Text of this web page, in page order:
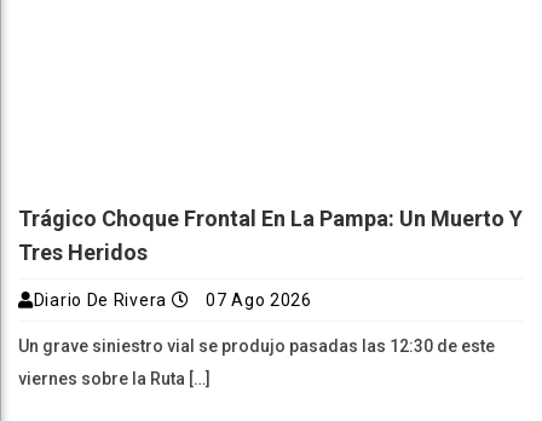
Trágico Choque Frontal En La Pampa: Un Muerto Y
Tres Heridos
Diario De Rivera 07 Ago 2026
Un grave siniestro vial se produjo pasadas las 12:30 de este
viernes sobre la Ruta […]